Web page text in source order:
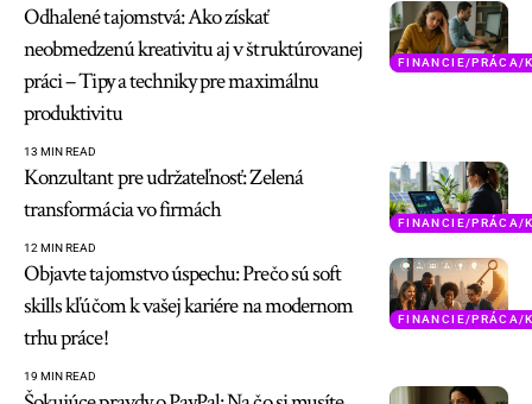
FINANCIE/PRÁCA/
Odhalené tajomstvá: Ako získať
neobmedzenú kreativitu aj v štruktúrovanej
práci – Tipy a techniky pre maximálnu
produktivitu
13 MIN READ
FINANCIE/PRÁCA/
Konzultant pre udržateľnosť: Zelená
transformácia vo firmách
12 MIN READ
FINANCIE/PRÁCA/
Objavte tajomstvo úspechu: Prečo sú soft
skills kľúčom k vašej kariére na modernom
trhu práce!
19 MIN READ